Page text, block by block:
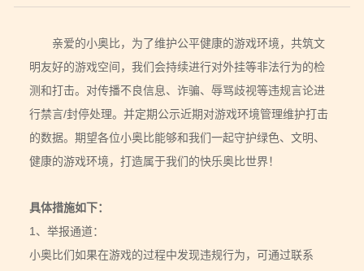
亲爱的小奥比，为了维护公平健康的游戏环境，共筑文
明友好的游戏空间，我们会持续进行对外挂等非法行为的检
测和打击。对传播不良信息、诈骗、辱骂歧视等违规言论进
行禁言/封停处理。并定期公示近期对游戏环境管理维护打击
的数据。期望各位小奥比能够和我们一起守护绿色、文明、
健康的游戏环境，打造属于我们的快乐奥比世界！
具体措施如下：
1、举报通道：
小奥比们如果在游戏的过程中发现违规行为，可通过联系